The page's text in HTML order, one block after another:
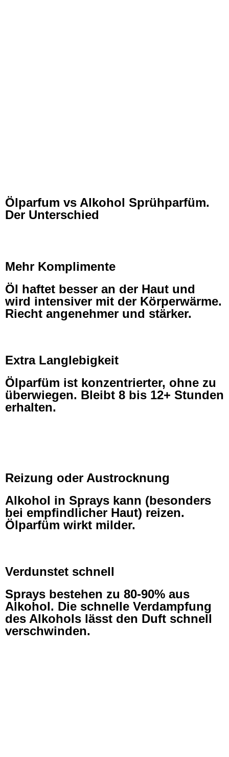
Ölparfum vs Alkohol Sprühparfüm.
Der Unterschied
Mehr Komplimente
Öl haftet besser an der Haut und
wird intensiver mit der Körperwärme.
Riecht angenehmer und stärker.
Extra Langlebigkeit
Ölparfüm ist konzentrierter, ohne zu
überwiegen. Bleibt 8 bis 12+ Stunden
erhalten.
Reizung oder Austrocknung
Alkohol in Sprays kann (besonders
bei empfindlicher Haut) reizen.
Ölparfüm wirkt milder.
Verdunstet schnell
Sprays bestehen zu 80-90% aus
Alkohol. Die schnelle Verdampfung
des Alkohols lässt den Duft schnell
verschwinden.